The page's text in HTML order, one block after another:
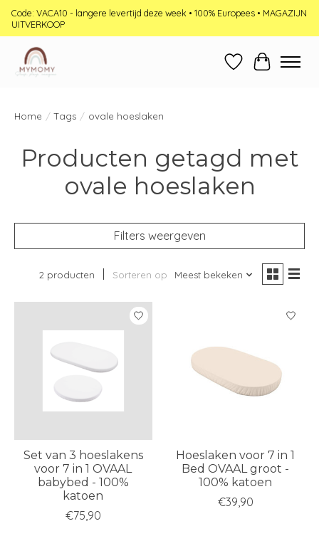
Code: VACA10 - langere levertijd deze week • 100% Europees • MAGAZIJN
UITVERKOOP
Verlanglijst
Home / Tags / ovale hoeslaken
Producten getagd met
ovale hoeslaken
Filters weergeven
2 producten Sorteren op Meest bekeken
Set van 3 hoeslakens
voor 7 in 1 OVAAL
babybed - 100%
katoen
€75,90
Hoeslaken voor 7 in 1
Bed OVAAL groot -
100% katoen
€39,90